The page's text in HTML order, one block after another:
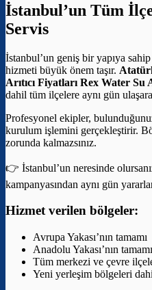
İstanbul’un Tüm
Servis
İstanbul’un geniş bir yapıya
hizmeti büyük önem taşır.
Arıtıcı Fiyatları Rex Water Su
dahil tüm ilçelere aynı gün
Profesyonel ekipler,
kurulum işlemini gerçekleştirir.
zorunda kalmazsınız.
👉 İstanbul’un neresinde
kampanyasından aynı gün
Hizmet verilen bölgeler:
Avrupa Yakası’nın tamamı
Anadolu Yakası’nın tamamı
Tüm merkezi ve çevre
Yeni yerleşim bölgeleri